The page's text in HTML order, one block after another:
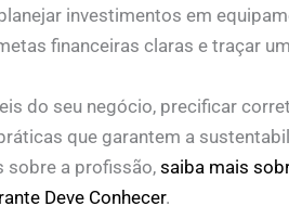
investimentos em
financeiras claras e traçar
do seu negócio, precificar
que garantem a
sobre a profissão,saiba mais
Deve Conhecer.